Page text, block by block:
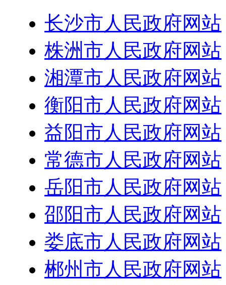
长沙市人民政府网站
株洲市人民政府网站
湘潭市人民政府网站
衡阳市人民政府网站
益阳市人民政府网站
常德市人民政府网站
岳阳市人民政府网站
邵阳市人民政府网站
娄底市人民政府网站
郴州市人民政府网站